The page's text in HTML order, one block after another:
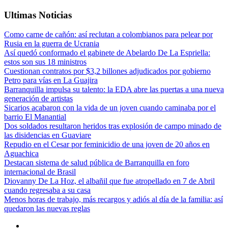
Ultimas Noticias
Como carne de cañón: así reclutan a colombianos para pelear por
Rusia en la guerra de Ucrania
Así quedó conformado el gabinete de Abelardo De La Espriella:
estos son sus 18 ministros
Cuestionan contratos por $3,2 billones adjudicados por gobierno
Petro para vías en La Guajira
Barranquilla impulsa su talento: la EDA abre las puertas a una nueva
generación de artistas
Sicarios acabaron con la vida de un joven cuando caminaba por el
barrio El Manantial
Dos soldados resultaron heridos tras explosión de campo minado de
las disidencias en Guaviare
Repudio en el Cesar por feminicidio de una joven de 20 años en
Aguachica
Destacan sistema de salud pública de Barranquilla en foro
internacional de Brasil
Diovanny De La Hoz, el albañil que fue atropellado en 7 de Abril
cuando regresaba a su casa
Menos horas de trabajo, más recargos y adiós al día de la familia: así
quedaron las nuevas reglas